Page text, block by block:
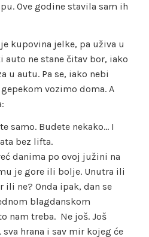
Ove godine stavila sam ih
kupovina jelke, pa uživa u
auto ne stane čitav bor, iako
u autu. Pa se, iako nebi
vozimo doma. A
samo. Budete nekako… I
bez lifta.
danima po ovoj južini na
je gore ili bolje. Unutra ili
ne? Onda ipak, dan se
blagdanskom
nam treba. Ne još. Još
hrana i sav mir kojeg će